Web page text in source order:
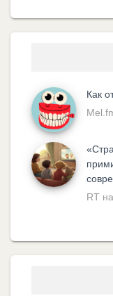
Как
RT